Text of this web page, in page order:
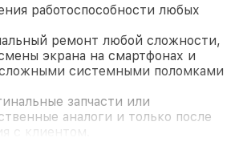
работоспособности любых
ремонт любой сложности,
экрана на смартфонах и
сложными системными поломками
запчасти или
аналоги и только после
с клиентом.